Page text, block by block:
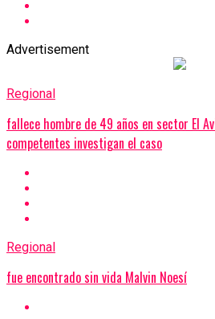
Advertisement
Regional
fallece hombre de 49 años en sector El
competentes investigan el caso
Regional
fue encontrado sin vida Malvin Noesí